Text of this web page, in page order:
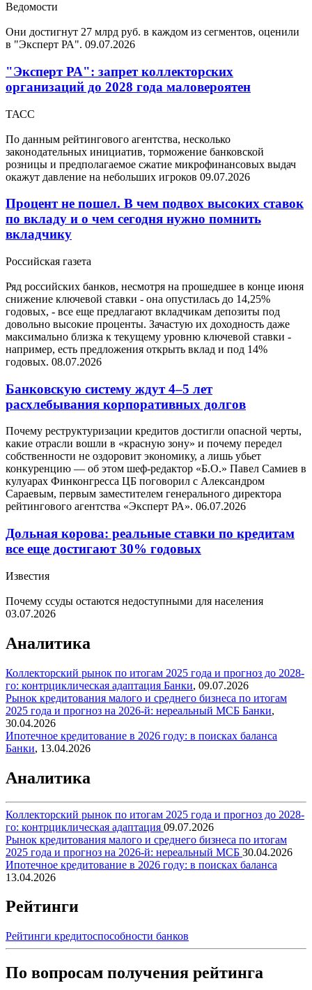
Ведомости
Они достигнут 27 млрд руб. в каждом из сегментов, оценили
в "Эксперт РА". 09.07.2026
"Эксперт РА": запрет коллекторских
организаций до 2028 года маловероятен
ТАСС
По данным рейтингового агентства, несколько
законодательных инициатив, торможение банковской
розницы и предполагаемое сжатие микрофинансовых выдач
окажут давление на небольших игроков 09.07.2026
Процент не пошел. В чем подвох высоких ставок
по вкладу и о чем сегодня нужно помнить
вкладчику
Российская газета
Ряд российских банков, несмотря на прошедшее в конце июня
снижение ключевой ставки - она опустилась до 14,25%
годовых, - все еще предлагают вкладчикам депозиты под
довольно высокие проценты. Зачастую их доходность даже
максимально близка к текущему уровню ключевой ставки -
например, есть предложения открыть вклад и под 14%
годовых. 08.07.2026
Банковскую систему ждут 4–5 лет
расхлебывания корпоративных долгов
Почему реструктуризации кредитов достигли опасной черты,
какие отрасли вошли в «красную зону» и почему передел
собственности не оздоровит экономику, а лишь убьет
конкуренцию — об этом шеф-редактор «Б.О.» Павел Самиев в
кулуарах Финконгресса ЦБ поговорил с Александром
Сараевым, первым заместителем генерального директора
рейтингового агентства «Эксперт РА». 06.07.2026
Дольная корова: реальные ставки по кредитам
все еще достигают 30% годовых
Известия
Почему ссуды остаются недоступными для населения
03.07.2026
Аналитика
Коллекторский рынок по итогам 2025 года и прогноз до 2028-
го: контрциклическая адаптация Банки, 09.07.2026
Рынок кредитования малого и среднего бизнеса по итогам
2025 года и прогноз на 2026-й: нереальный МСБ Банки,
30.04.2026
Ипотечное кредитование в 2026 году: в поисках баланса
Банки, 13.04.2026
Аналитика
Коллекторский рынок по итогам 2025 года и прогноз до 2028-
го: контрциклическая адаптация 09.07.2026
Рынок кредитования малого и среднего бизнеса по итогам
2025 года и прогноз на 2026-й: нереальный МСБ 30.04.2026
Ипотечное кредитование в 2026 году: в поисках баланса
13.04.2026
Рейтинги
Рейтинги кредитоспособности банков
По вопросам получения рейтинга